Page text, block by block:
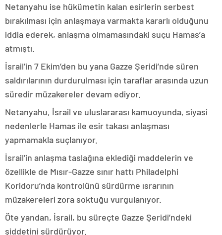
Netanyahu ise hükümetin kalan esirlerin serbest
bırakılması için anlaşmaya varmakta kararlı olduğunu
iddia ederek, anlaşma olmamasındaki suçu Hamas’a
atmıştı.
İsrail’in 7 Ekim’den bu yana Gazze Şeridi’nde süren
saldırılarının durdurulması için taraflar arasında uzun
süredir müzakereler devam ediyor.
Netanyahu, İsrail ve uluslararası kamuoyunda, siyasi
nedenlerle Hamas ile esir takası anlaşması
yapmamakla suçlanıyor.
İsrail’in anlaşma taslağına eklediği maddelerin ve
özellikle de Mısır-Gazze sınır hattı Philadelphi
Koridoru’nda kontrolünü sürdürme ısrarının
müzakereleri zora soktuğu vurgulanıyor.
Öte yandan, İsrail, bu süreçte Gazze Şeridi’ndeki
şiddetini sürdürüyor.